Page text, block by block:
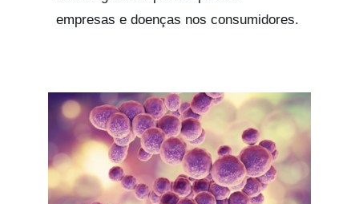
empresas e doenças nos consumidores.